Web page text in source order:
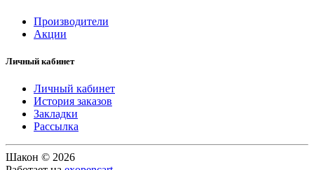
Производители
Акции
Личный кабинет
Личный кабинет
История заказов
Закладки
Рассылка
Шакон © 2026